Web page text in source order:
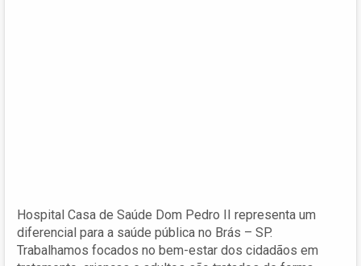
Hospital Casa de Saúde Dom Pedro II representa um
diferencial para a saúde pública no Brás – SP.
Trabalhamos focados no bem-estar dos cidadãos em